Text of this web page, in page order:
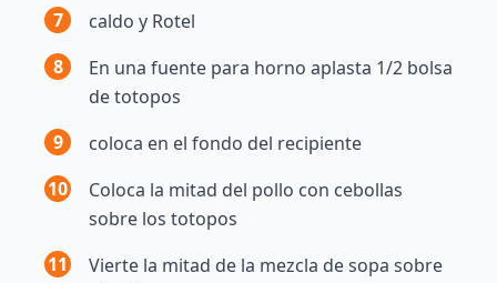
7
caldo y Rotel
8
En una fuente para horno aplasta 1/2 bolsa
de totopos
9
coloca en el fondo del recipiente
10
Coloca la mitad del pollo con cebollas
sobre los totopos
11
Vierte la mitad de la mezcla de sopa sobre